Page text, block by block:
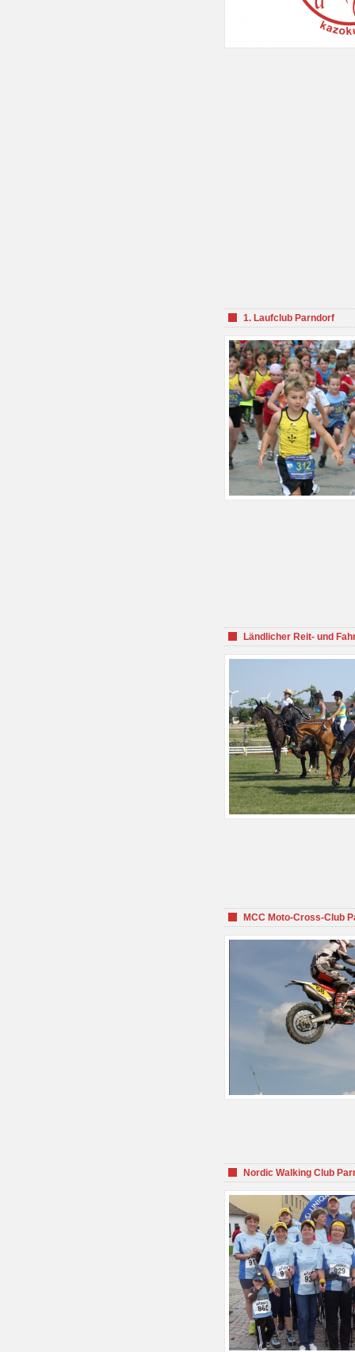
1. Laufclub Parndorf
Ländlicher Reit- und
MCC Moto-Cross-Club
Nordic Walking Club